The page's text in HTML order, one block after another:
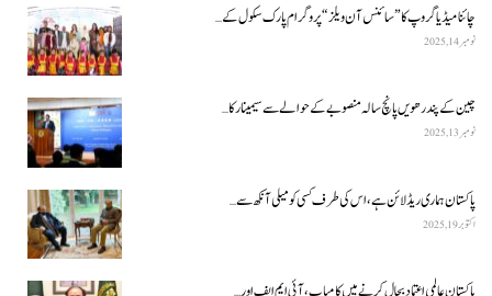
چائنا میڈیا گروپ کا ”سائنس آن ویلز“ پروگرام پارک سکول کے…
نومبر 14, 2025
چین کے پندرھویں پانچ سالہ منصوبے کے حوالے سے سیمینار کا…
نومبر 13, 2025
پاکستان ہماری ریڈ لائن ہے، اس کی طرف کسی کو میلی آنکھ سے…
اکتوبر 19, 2025